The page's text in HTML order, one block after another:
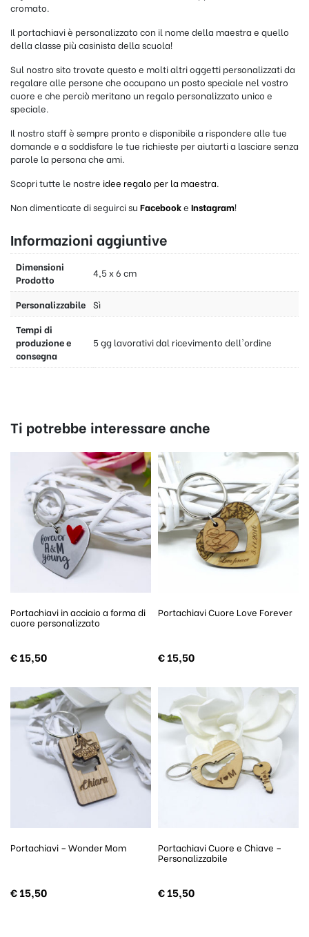
cromato.
Il portachiavi è personalizzato con il nome della maestra e quello
della classe più casinista della scuola!
Sul nostro sito trovate questo e molti altri oggetti personalizzati da
regalare alle persone che occupano un posto speciale nel vostro
cuore e che perciò meritano un regalo personalizzato unico e
speciale.
Il nostro staff è sempre pronto e disponibile a rispondere alle tue
domande e a soddisfare le tue richieste per aiutarti a lasciare senza
parole la persona che ami.
Scopri tutte le nostre idee regalo per la maestra.
Non dimenticate di seguirci su Facebooke Instagram!
Informazioni aggiuntive
Dimensioni
Prodotto
4,5 x 6 cm
Personalizzabile Sì
Tempi di
produzione e
consegna
5 gg lavorativi dal ricevimento dell'ordine
Ti potrebbe interessare anche
Portachiavi in acciaio a forma di
cuore personalizzato
€15,50
Portachiavi Cuore Love Forever
€15,50
Portachiavi – Wonder Mom
€15,50
Portachiavi Cuore e Chiave –
Personalizzabile
€15,50